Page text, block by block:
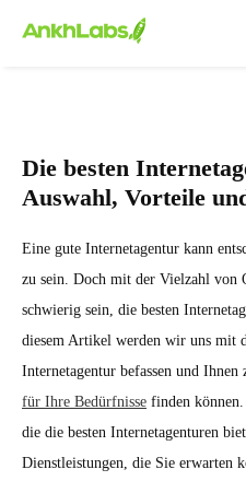
Die besten
Auswahl, Vorteile
Eine gute Internetagentur kann
zu sein. Doch mit der Vielzahl von
schwierig sein, die besten
diesem Artikel werden wir uns mit
Internetagentur befassen und Ihnen
für Ihre Bedürfnisse finden
die die besten Internetagenturen
Dienstleistungen, die Sie erwarten